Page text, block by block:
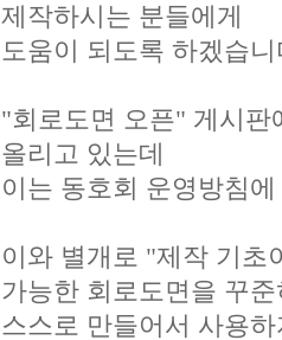
제작하시는 분들에게
도움이 되도록 하겠습니
"회로도면 오픈" 게시판
올리고 있는데
이는 동호회 운영방침
이와 별개로 "제작 기초
가능한 회로도면을 꾸
스스로 만들어서 사용